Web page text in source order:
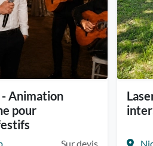
Animation
pour
Sur devis